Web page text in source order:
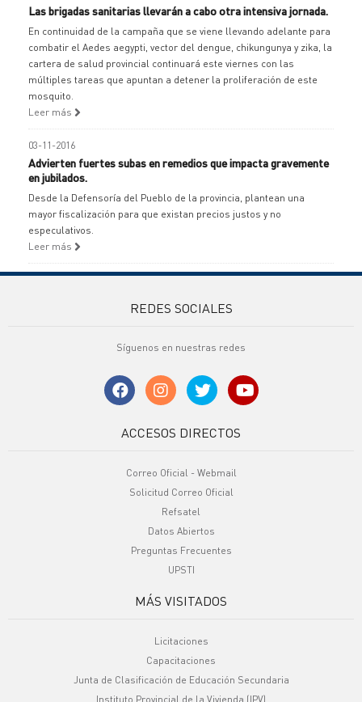
Las brigadas sanitarias llevarán a cabo otra intensiva jornada.
En continuidad de la campaña que se viene llevando adelante para
combatir el Aedes aegypti, vector del dengue, chikungunya y zika, la
cartera de salud provincial continuará este viernes con las
múltiples tareas que apuntan a detener la proliferación de este
mosquito.
Leer más
03-11-2016
Advierten fuertes subas en remedios que impacta gravemente
en jubilados.
Desde la Defensoría del Pueblo de la provincia, plantean una
mayor fiscalización para que existan precios justos y no
especulativos.
Leer más
REDES SOCIALES
Síguenos en nuestras redes
ACCESOS DIRECTOS
Correo Oficial - Webmail
Solicitud Correo Oficial
Refsatel
Datos Abiertos
Preguntas Frecuentes
UPSTI
MÁS VISITADOS
Licitaciones
Capacitaciones
Junta de Clasificación de Educación Secundaria
Instituto Provincial de la Vivienda (IPV)